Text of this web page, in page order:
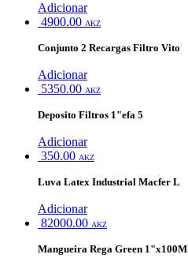
Adicionar
4900.00 AKZ
Conjunto 2 Recargas Filtro Vito
Adicionar
5350.00 AKZ
Deposito Filtros 1"efa 5
Adicionar
350.00 AKZ
Luva Latex Industrial Macfer L
Adicionar
82000.00 AKZ
Mangueira Rega Green 1"x100M